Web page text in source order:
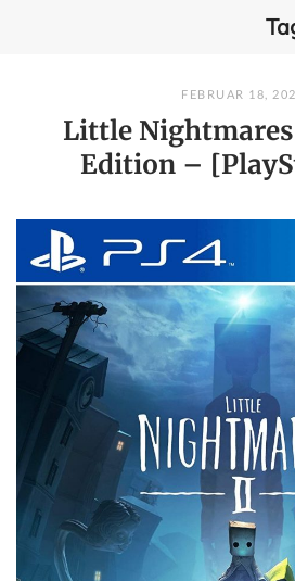
FEBRUAR 18,
Little
Edition –